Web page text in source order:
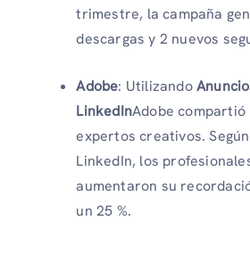
trimestre, la campaña
descargas y 2 nuevos
Adobe: Utilizando
LinkedInAdobe
expertos creativos.
LinkedIn, los
aumentaron su
un 25 %.